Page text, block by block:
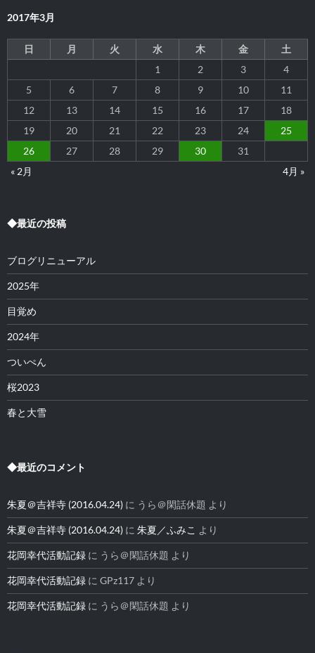
ョ
2017年3月
日 月 火 水 木 金
土
1
2 3
4
5
6 7 8 9 10
11
12
13 14 15 16 17
18
19
20 21 22 23 24
25
26
27 28 29 30
31
« 2月
4月 »
◆最近の投稿
ブログリニューアル
2025年
目覚め
2024年
ついぺん
桜2023
春と大雪
◆最近のコメント
朱夏＠吉祥寺 (2016.04.24) に うら＠閑話休題 より
朱夏＠吉祥寺 (2016.04.24) に 朱夏／ふみこ より
花岡幸代活動記録 に うら＠閑話休題 より
花岡幸代活動記録 に GPz117 より
花岡幸代活動記録 に うら＠閑話休題 より